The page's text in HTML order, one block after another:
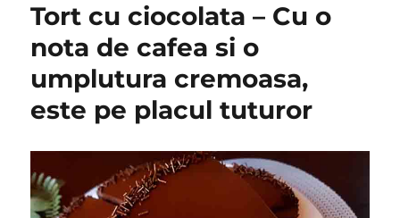
Tort cu ciocolata – Cu o
nota de cafea si o
umplutura cremoasa,
este pe placul tuturor